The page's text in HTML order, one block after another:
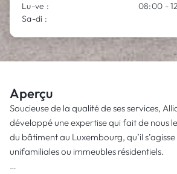
Lu-ve :
08:00 -
Sa-di :
Aperçu
Soucieuse de la qualité de ses services,
développé une expertise qui fait de nous
du bâtiment au Luxembourg, qu’il
unifamiliales ou immeubles résidentiels.